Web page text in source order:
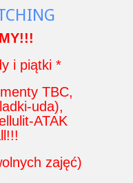
i piątki *
TBC,
uda),
ATAK
zajęć)